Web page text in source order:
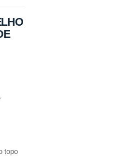
topo